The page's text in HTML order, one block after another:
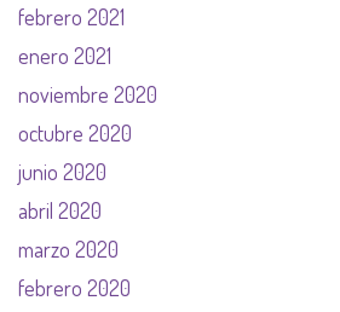
febrero 2021
enero 2021
noviembre 2020
octubre 2020
junio 2020
abril 2020
marzo 2020
febrero 2020